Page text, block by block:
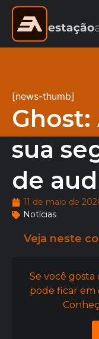
[news-thumb]
sua
de
11 de maio de
Notícias
Veja neste
Se você
pode ficar em